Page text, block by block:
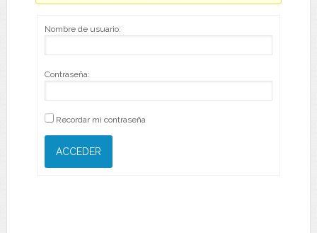
Nombre de usuario:
Contraseña:
Recordar mi contraseña
ACCEDER